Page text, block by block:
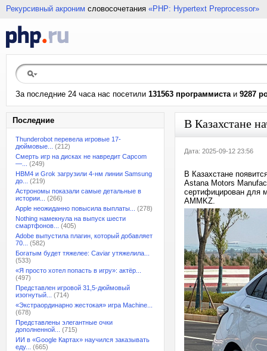
Рекурсивный акроним словосочетания «PHP: Hypertext Preprocessor»
За последние 24 часа нас посетили 131563 программистаи 9287
Последние
Thunderobot перевела игровые 17-
дюймовые...
(212)
Смерть игр на дисках не навредит Capcom
—...
(249)
HBM4 и Grok загрузили 4-нм линии Samsung
до...
(219)
Астрономы показали самые детальные в
истории...
(266)
Apple неожиданно повысила выплаты...
(278)
Nothing намекнула на выпуск шести
смартфонов...
(405)
Adobe выпустила плагин, который добавляет
70...
(582)
Богатым будет тяжелее: Caviar утяжелила...
(533)
«Я просто хотел попасть в игру»: актёр...
(497)
Представлен игровой 31,5-дюймовый
изогнутый...
(714)
«Экстраординарно жестокая» игра Machine...
(678)
Представлены элегантные очки
дополненной...
(715)
ИИ в «Google Картах» научился заказывать
еду...
(665)
В Казахстане
Дата: 2025-09-12 23:56
В Казахстане
Astana Motors
сертифицирован для
AMMKZ.